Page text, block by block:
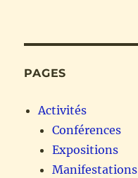
PAGES
Activités
Conférences
Expositions
Manifestations